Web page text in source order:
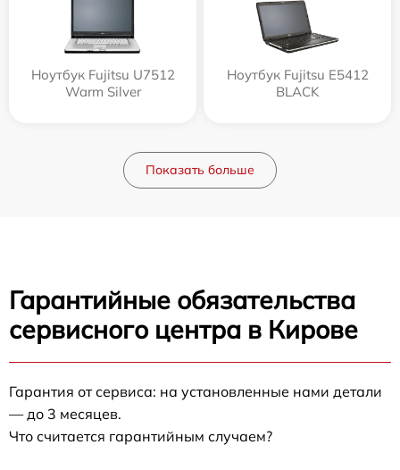
Ноутбук Fujitsu U7512
Warm Silver
Ноутбук Fujitsu E5412
BLACK
Показать больше
Гарантийные обязательства
сервисного центра в Кирове
Гарантия от сервиса: на установленные нами детали
— до 3 месяцев.
Что считается гарантийным случаем?